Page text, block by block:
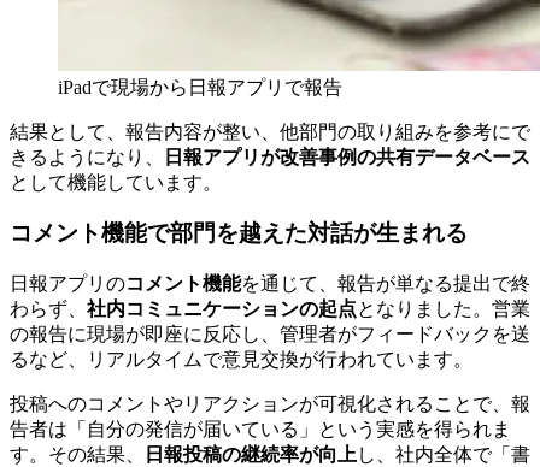
iPadで現場から日報アプリで報告
結果として、報告内容が整い、他部門の取り組みを参考にで
きるようになり、
日報アプリが改善事例の共有データベース
として機能しています。
コメント機能で部門を越えた対話が生まれる
日報アプリのコメント機能を通じて、報告が単なる提出で終
わらず、 社内コミュニケーションの起点となりました。営業
の報告に現場が即座に反応し、管理者がフィードバックを送
るなど、リアルタイムで意見交換が行われています。
投稿へのコメントやリアクションが可視化されることで、報
告者は「自分の発信が届いている」という実感を得られま
す。その結果、
日報投稿の継続率が向上 し、社内全体で「書